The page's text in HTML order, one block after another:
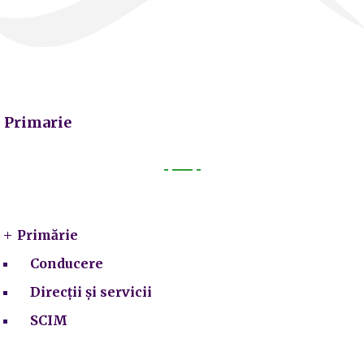
Primarie
Primărie
Conducere
Direcții și servicii
SCIM